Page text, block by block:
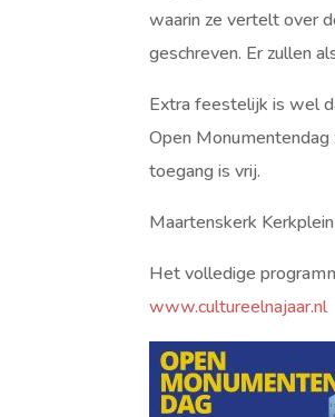
waarin ze vertelt over
geschreven. Er zullen
Extra feestelijk is wel
Open
toegang is vrij.
Maartenskerk
Het volledige
www.cultureelnajaar.nl